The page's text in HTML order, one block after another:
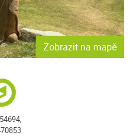
Zobrazit na mapě